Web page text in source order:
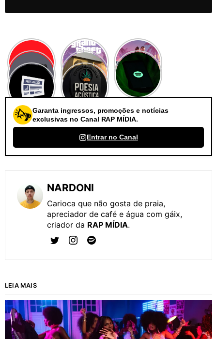
Garanta ingressos, promoções e notícias
exclusivas no Canal RAP MÍDIA.
Entrar no Canal
NARDONI
Carioca que não gosta de praia,
apreciador de café e água com gáix,
criador da RAP MÍDIA.
LEIA MAIS